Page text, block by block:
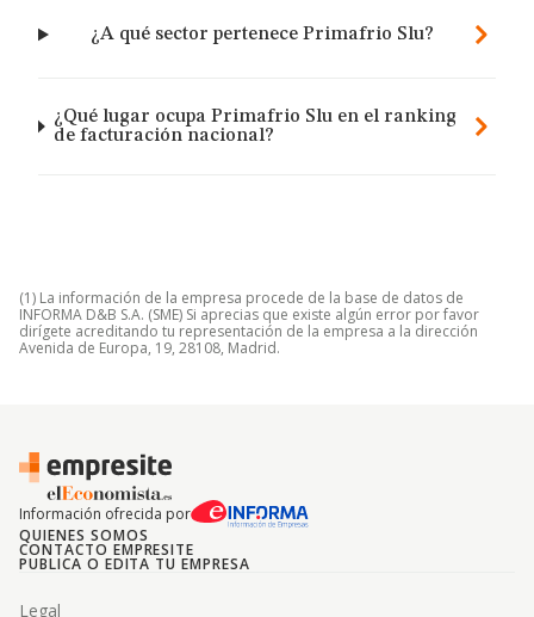
¿A qué sector pertenece Primafrio Slu?
¿Qué lugar ocupa Primafrio Slu en el ranking
de facturación nacional?
(1) La información de la empresa procede de la base de datos de
INFORMA D&B S.A. (SME) Si aprecias que existe algún error por favor
dirígete acreditando tu representación de la empresa a la dirección
Avenida de Europa, 19, 28108, Madrid.
Información ofrecida por
QUIENES SOMOS
CONTACTO EMPRESITE
PUBLICA O EDITA TU EMPRESA
Legal